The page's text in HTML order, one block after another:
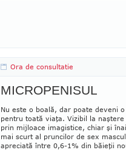
Ora de consultatie
MICROPENISUL
Nu este o boală, dar poate deveni
pentru toată viaţa. Vizibil la
prin mijloace imagistice, chiar şi
mai scurt al pruncilor de sex
apreciată între 0,6-1% din băieţii